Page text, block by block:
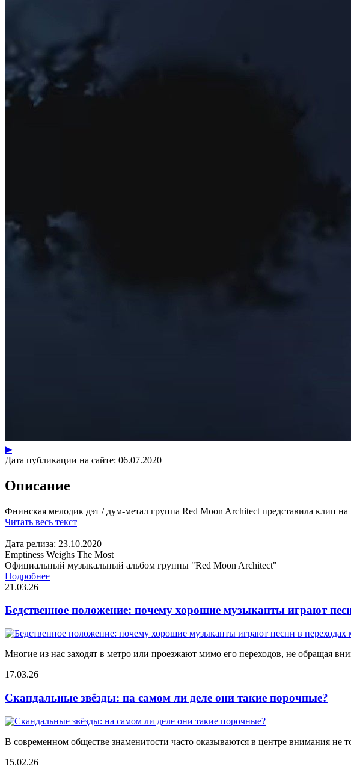
▶
Дата публикации на сайте: 06.07.2020
Описание
Фнинская мелодик дэт / дум-метал группа Red Moon Architect представила клип
Читать весь текст
Дата релиза: 23.10.2020
Emptiness Weighs The Most
Официальный музыкальный альбом группы "Red Moon Architect"
Подробнее
21.03.26
Бедственное положение: почему хорошие музыканты играют
Многие из нас заходят в метро или проезжают мимо его переходов, не обращая
17.03.26
Скандальные звёзды: на самом ли деле они такие порочные?
В современном обществе знаменитости часто оказываются в центре внимания не
15.02.26